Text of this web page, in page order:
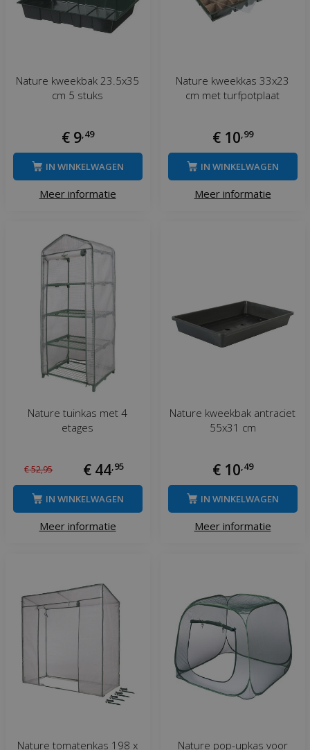
Nature kweekbak 23.5x35
cm 5 stuks
€ 9, 49
Meer informatie
IN WINKELWAGEN
Nature kweekkas 33x23
cm met turfpotplaat
€ 10 99
Meer informatie
IN WINKELWAGEN
Nature tuinkas met 4
etages
€52,95 € 44 95
Meer informatie
IN WINKELWAGEN
Nature kweekbak antraciet
55x31 cm
€ 10 49
Meer informatie
IN WINKELWAGEN
Nature tomatenkas 198 x Nature pop-upkas voor